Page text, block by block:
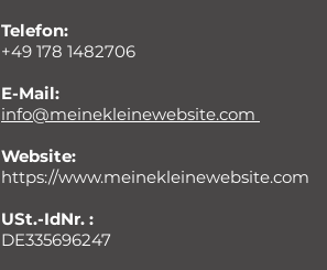
Telefon:
+49 178 1482706
E-Mail:
info@meinekleinewebsite.com
Website:
https://www.meinekleinewebsite.com
USt.-IdNr. :
DE335696247